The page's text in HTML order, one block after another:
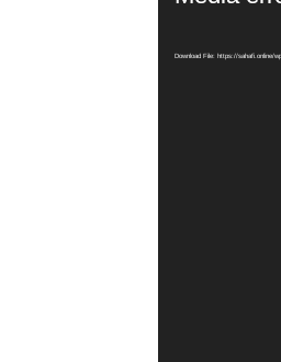
Download File: https://sahafi.online/